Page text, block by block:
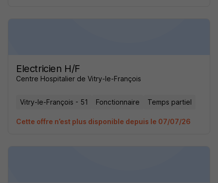
Electricien H/F
Centre Hospitalier de Vitry-le-François
Vitry-le-François - 51 Fonctionnaire Temps partiel
Cette offre n’est plus disponible depuis le 07/07/26